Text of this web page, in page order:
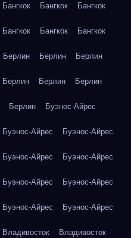
Бангкок Бангкок Бангкок
Бангкок Бангкок Бангкок
Берлин Берлин Берлин
Берлин Берлин Берлин
Берлин Буэнос-Айрес
Буэнос-Айрес Буэнос-Айрес
Буэнос-Айрес Буэнос-Айрес
Буэнос-Айрес Буэнос-Айрес
Буэнос-Айрес Буэнос-Айрес
Владивосток Владивосток